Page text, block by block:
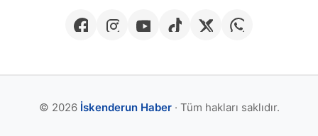
© 2026 İskenderun Haber· Tüm hakları saklıdır.